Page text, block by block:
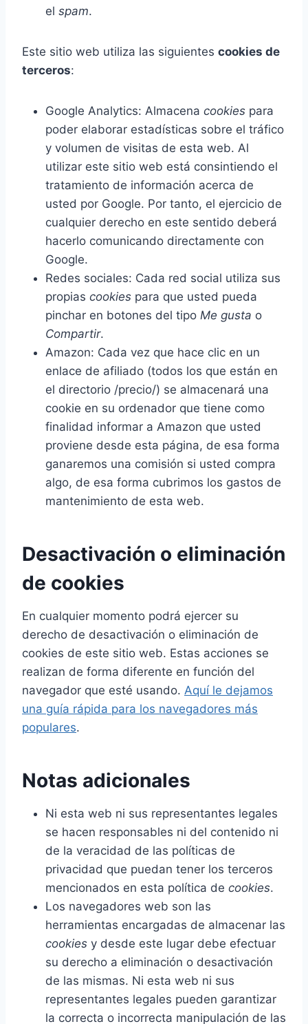
el spam.
Este sitio web utiliza las siguientes cookies de
terceros:
Google Analytics: Almacena cookies para
poder elaborar estadísticas sobre el tráfico
y volumen de visitas de esta web. Al
utilizar este sitio web está consintiendo el
tratamiento de información acerca de
usted por Google. Por tanto, el ejercicio de
cualquier derecho en este sentido deberá
hacerlo comunicando directamente con
Google.
Redes sociales: Cada red social utiliza sus
propias cookies para que usted pueda
pinchar en botones del tipo Me gusta o
Compartir.
Amazon: Cada vez que hace clic en un
enlace de afiliado (todos los que están en
el directorio /precio/) se almacenará una
cookie en su ordenador que tiene como
finalidad informar a Amazon que usted
proviene desde esta página, de esa forma
ganaremos una comisión si usted compra
algo, de esa forma cubrimos los gastos de
mantenimiento de esta web.
Desactivación o eliminación
de cookies
En cualquier momento podrá ejercer su
derecho de desactivación o eliminación de
cookies de este sitio web. Estas acciones se
realizan de forma diferente en función del
navegador que esté usando. Aquí le dejamos
una guía rápida para los navegadores más
populares.
Notas adicionales
Ni esta web ni sus representantes legales
se hacen responsables ni del contenido ni
de la veracidad de las políticas de
privacidad que puedan tener los terceros
mencionados en esta política de cookies.
Los navegadores web son las
herramientas encargadas de almacenar las
cookies y desde este lugar debe efectuar
su derecho a eliminación o desactivación
de las mismas. Ni esta web ni sus
representantes legales pueden garantizar
la correcta o incorrecta manipulación de las